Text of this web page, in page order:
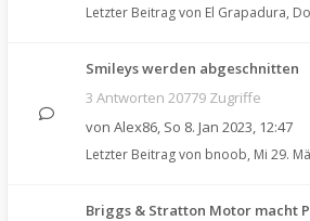
Letzter Beitrag von El Grapadura,
Smileys werden abgeschnitten
3 Antworten 20779 Zugriffe
von Alex86, So 8. Jan 2023, 12:47
Letzter Beitrag von bnoob, Mi 29.
Briggs & Stratton Motor macht